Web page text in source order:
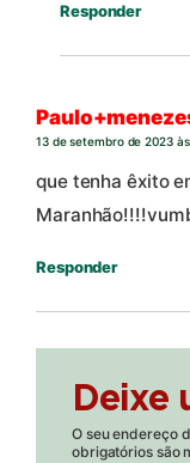
Responder
13 de setembro de 2023
que tenha êxito
Responder
Deixe
O seu endereço
obrigatórios são